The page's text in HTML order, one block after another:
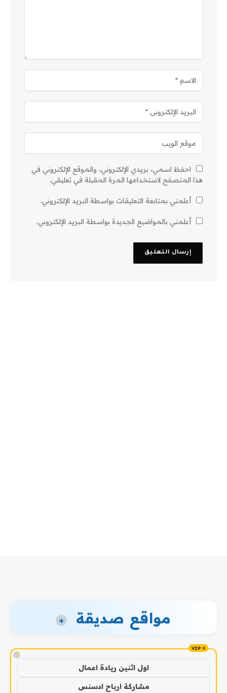
احفظ اسمي، بريدي الإلكتروني، والموقع الإلكتروني في
هذا المتصفح لاستخدامها المرة المقبلة في تعليقي.
أعلمني بمتابعة التعليقات بواسطة البريد الإلكتروني.
أعلمني بالمواضيع الجديدة بواسطة البريد الإلكتروني.
مواقع صديقة +
!
اول اثنين ريادة اعمال
مشاركة ارباح ادسنس